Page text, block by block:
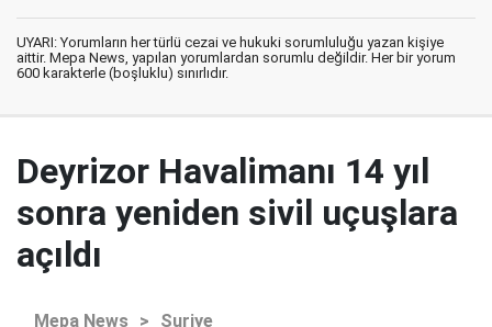
UYARI: Yorumların her türlü cezai ve hukuki sorumluluğu yazan kişiye
aittir. Mepa News, yapılan yorumlardan sorumlu değildir. Her bir yorum
600 karakterle (boşluklu) sınırlıdır.
Deyrizor Havalimanı 14 yıl
sonra yeniden sivil uçuşlara
açıldı
Mepa News > Suriye